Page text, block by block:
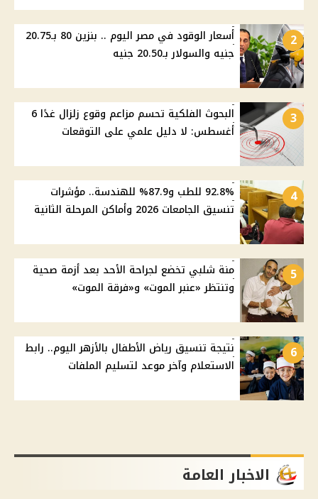
2
أسعار الوقود في مصر اليوم .. بنزين 80 بـ20.75
جنيه والسولار بـ20.50 جنيه
3
البحوث الفلكية تحسم مزاعم وقوع زلزال غدًا 6
أغسطس: لا دليل علمي على التوقعات
4
92.8% للطب و87.9% للهندسة.. مؤشرات
تنسيق الجامعات 2026 وأماكن المرحلة الثانية
5
منة شلبي تخضع لجراحة الأحد بعد أزمة صحية
وتنتظر «عنبر الموت» و«فرقة الموت»
6
نتيجة تنسيق رياض الأطفال بالأزهر اليوم.. رابط
الاستعلام وآخر موعد لتسليم الملفات
الاخبار العامة